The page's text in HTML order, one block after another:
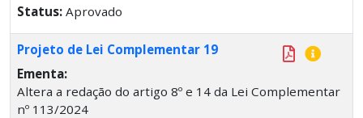
Status: Aprovado
Projeto de Lei Complementar 19
Ementa:
Altera a redação do artigo 8º e 14 da Lei Complementar
nº 113/2024